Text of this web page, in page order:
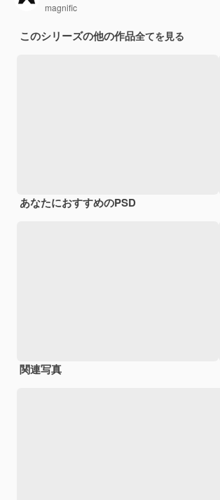
magnific
このシリーズの他の作品全てを見る
あなたにおすすめのPSD
関連写真